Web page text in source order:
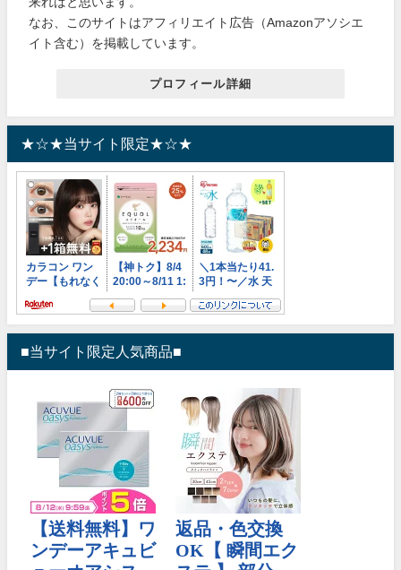
なお、このサイトはアフィリエイト広告（Amazonアソシエ
イト含む）を掲載しています。
プロフィール詳細
★☆★当サイト限定★☆★
■当サイト限定人気商品■